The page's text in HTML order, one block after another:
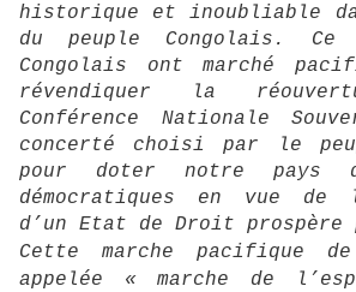
historique et inoubliable
du peuple Congolais.
Congolais ont marché
révendiquer la
Conférence Nationale
concerté choisi par le
pour doter notre pays
démocratiques en vue de
d’un Etat de Droit prospère
Cette marche pacifique
appelée « marche de